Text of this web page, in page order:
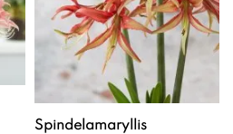
Spindelamaryllis